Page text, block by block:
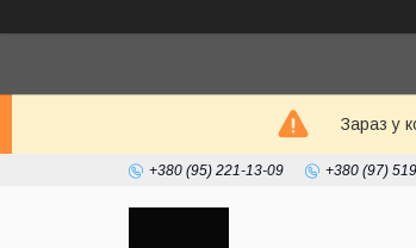
Зараз у
+380 (95) 221-13-09 +380 (97)